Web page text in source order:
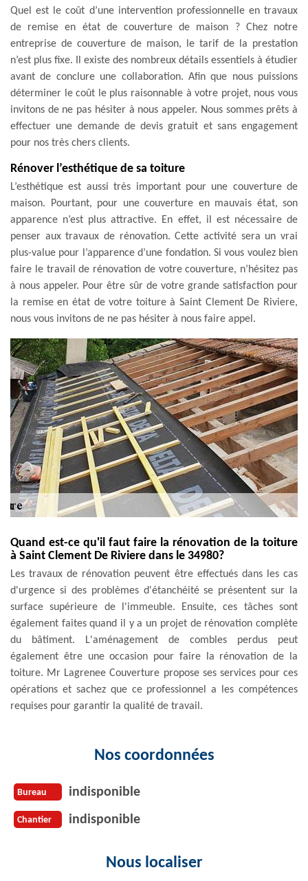
Quel est le coût d’une intervention professionnelle en travaux
de remise en état de couverture de maison ? Chez notre
entreprise de couverture de maison, le tarif de la prestation
n’est plus fixe. Il existe des nombreux détails essentiels à étudier
avant de conclure une collaboration. Afin que nous puissions
déterminer le coût le plus raisonnable à votre projet, nous vous
invitons de ne pas hésiter à nous appeler. Nous sommes prêts à
effectuer une demande de devis gratuit et sans engagement
pour nos très chers clients.
Rénover l’esthétique de sa toiture
L’esthétique est aussi très important pour une couverture de
maison. Pourtant, pour une couverture en mauvais état, son
apparence n’est plus attractive. En effet, il est nécessaire de
penser aux travaux de rénovation. Cette activité sera un vrai
plus-value pour l’apparence d’une fondation. Si vous voulez bien
faire le travail de rénovation de votre couverture, n’hésitez pas
à nous appeler. Pour être sûr de votre grande satisfaction pour
la remise en état de votre toiture à Saint Clement De Riviere,
nous vous invitons de ne pas hésiter à nous faire appel.
Quand est-ce qu'il faut faire la rénovation de la toiture
à Saint Clement De Riviere dans le 34980?
Les travaux de rénovation peuvent être effectués dans les cas
d'urgence si des problèmes d'étanchéité se présentent sur la
surface supérieure de l'immeuble. Ensuite, ces tâches sont
également faites quand il y a un projet de rénovation complète
du bâtiment. L'aménagement de combles perdus peut
également être une occasion pour faire la rénovation de la
toiture. Mr Lagrenee Couverture propose ses services pour ces
opérations et sachez que ce professionnel a les compétences
requises pour garantir la qualité de travail.
Nos coordonnées
Bureau indisponible
Chantier indisponible
Nous localiser